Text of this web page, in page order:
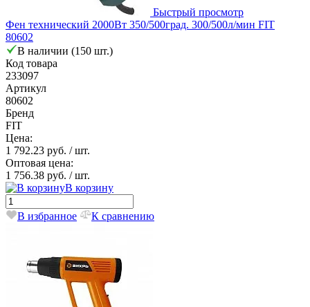
Быстрый просмотр
Фен технический 2000Вт 350/500град. 300/500л/мин FIT
80602
В наличии (150 шт.)
Код товара
233097
Артикул
80602
Бренд
FIT
Цена:
1 792.23 руб. / шт.
Оптовая цена:
1 756.38 руб. / шт.
В корзину
В избранное К сравнению